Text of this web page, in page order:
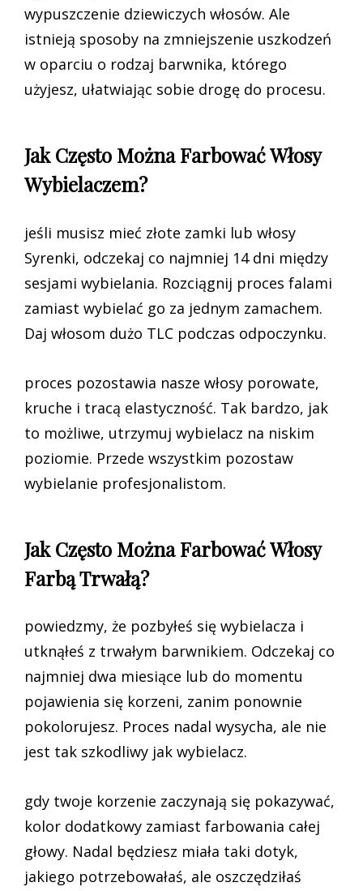
wypuszczenie dziewiczych włosów. Ale
istnieją sposoby na zmniejszenie uszkodzeń
w oparciu o rodzaj barwnika, którego
użyjesz, ułatwiając sobie drogę do procesu.
Jak Często Można Farbować Włosy
Wybielaczem?
jeśli musisz mieć złote zamki lub włosy
Syrenki, odczekaj co najmniej 14 dni między
sesjami wybielania. Rozciągnij proces falami
zamiast wybielać go za jednym zamachem.
Daj włosom dużo TLC podczas odpoczynku.
proces pozostawia nasze włosy porowate,
kruche i tracą elastyczność. Tak bardzo, jak
to możliwe, utrzymuj wybielacz na niskim
poziomie. Przede wszystkim pozostaw
wybielanie profesjonalistom.
Jak Często Można Farbować Włosy
Farbą Trwałą?
powiedzmy, że pozbyłeś się wybielacza i
utknąłeś z trwałym barwnikiem. Odczekaj co
najmniej dwa miesiące lub do momentu
pojawienia się korzeni, zanim ponownie
pokolorujesz. Proces nadal wysycha, ale nie
jest tak szkodliwy jak wybielacz.
gdy twoje korzenie zaczynają się pokazywać,
kolor dodatkowy zamiast farbowania całej
głowy. Nadal będziesz miała taki dotyk,
jakiego potrzebowałaś, ale oszczędziłaś